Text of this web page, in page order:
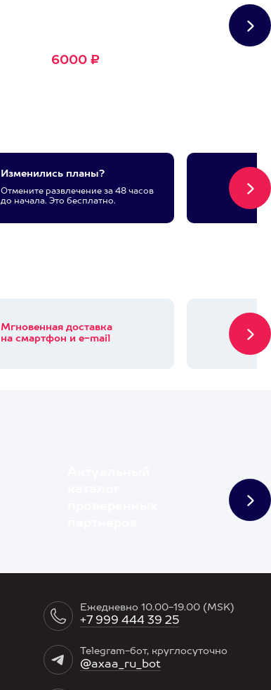
6000 ₽
Изменились планы?
Отмените развлечение за 48 часов
до начала. Это бесплатно.
Мгновенная доставка
на смартфон и e-mail
Ежедневно 10.00-19.00 (MSK)
+7 999 444 39 25
Telegram-бот, круглосуточно
@axaa_ru_bot